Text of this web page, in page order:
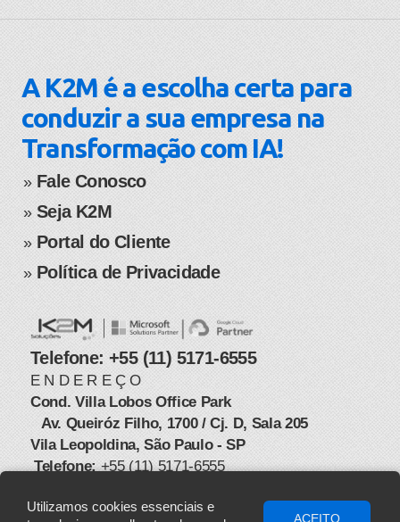
A K2M é a escolha certa para
conduzir a sua empresa na
Transformação com IA!
​​​​​​​​​​​​​​​​​​​​​» Fale Conosco
» ​ Seja K2M
» ​ Portal do Cliente
​​» Política de Privacidade
Telefone: +55 (11) 5171-6555
E N D E R E Ç O
Cond. Villa Lobos Office Park
Av. Queiróz Filho, 1700 / Cj. D, Sala 205
Vila Leopoldina, São Paulo - SP
​ ​​Telefone:+55 (11) 5171-6555​
Utilizamos cookies essenciais e
ACEITO